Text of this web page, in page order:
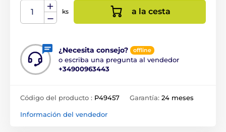
ks a la cesta
¿Necesita consejo? offline
o escriba una pregunta al vendedor
+34900963443
Código del producto : P49457 Garantía: 24 meses
Información del vendedor